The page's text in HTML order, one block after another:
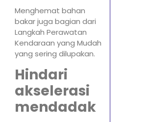
Menghemat bahan
bakar juga bagian dari
Langkah Perawatan
Kendaraan yang Mudah
yang sering dilupakan.
Hindari
akselerasi
mendadak